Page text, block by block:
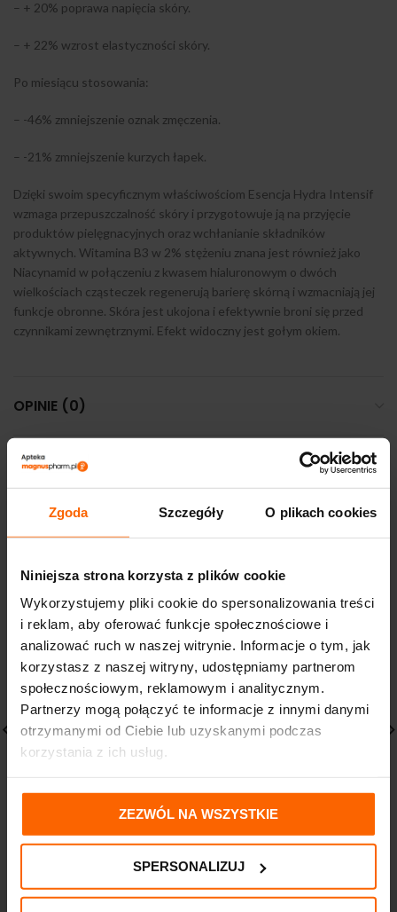
Zgoda Szczegóły O plikach cookies
Niniejsza strona korzysta z plików cookie
Wykorzystujemy pliki cookie do spersonalizowania treści
i reklam, aby oferować funkcje społecznościowe i
analizować ruch w naszej witrynie. Informacje o tym, jak
korzystasz z naszej witryny, udostępniamy partnerom
społecznościowym, reklamowym i analitycznym.
Partnerzy mogą połączyć te informacje z innymi danymi
otrzymanymi od Ciebie lub uzyskanymi podczas
korzystania z ich usług.
ZEZWÓL NA WSZYSTKIE
SPERSONALIZUJ
– + 20% poprawa napięcia skóry.
– + 22% wzrost elastyczności skóry.
Po miesiącu stosowania:
– -46% zmniejszenie oznak zmęczenia.
– -21% zmniejszenie kurzych łapek.
Dzięki swoim specyficznym właściwościom Esencja Hydra Intensif
wzmaga przepuszczalność skóry i przygotowuje ją na przyjęcie
produktów pielęgnacyjnych oraz wchłanianie składników
aktywnych. Witamina B3 w 2% stężeniu znana jest również jako
Niacynamid w połączeniu z kwasem hialuronowym o dwóch
wielkościach cząsteczek regenerują barierę skórną i wzmacniają jej
funkcje obronne. Skóra jest ukojona i efektywnie broni się przed
czynnikami zewnętrznymi. Efekt widoczny jest gołym okiem.
OPINIE (0)
DOSTAWA I PŁATNOŚĆ
SENSITIA NAWILŻAJACY
KREM POD OCZY
MYJĄCY 200 ML
31,00